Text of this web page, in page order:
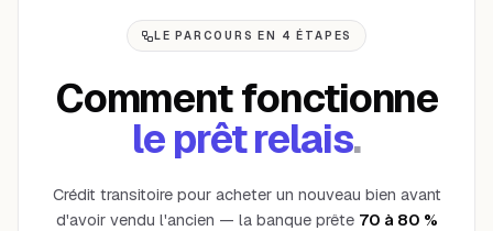
LE PARCOURS EN 4 ÉTAPES
Comment fonctionne
le prêt relais.
Crédit transitoire pour acheter un nouveau bien avant
d'avoir vendu l'ancien — la banque prête 70 à 80 %